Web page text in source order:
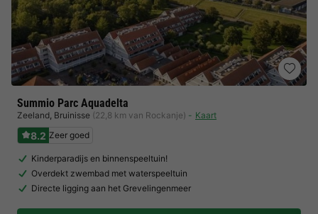
Summio Parc Aquadelta
Zeeland, Bruinisse (22,8 km van Rockanje) Kaart
8.2 Zeer goed
Kinderparadijs en binnenspeeltuin!
Overdekt zwembad met waterspeeltuin
Directe ligging aan het Grevelingenmeer